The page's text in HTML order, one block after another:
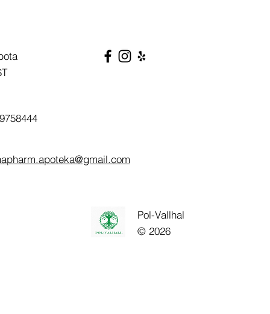
Pol-Vallhal
© 2026